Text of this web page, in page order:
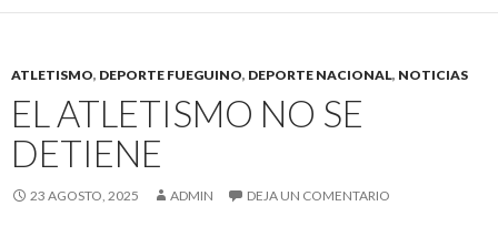
ATLETISMO, DEPORTE FUEGUINO, DEPORTE NACIONAL, NOTICIAS
EL ATLETISMO NO SE
DETIENE
23 AGOSTO, 2025 ADMIN DEJA UN COMENTARIO